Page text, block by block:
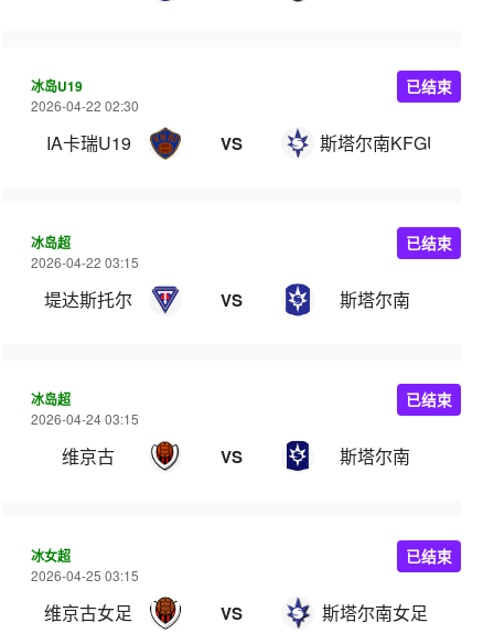
冰岛U19
2026-04-22 02:30
IA卡瑞U19 VS 斯塔尔南KFGU19
已结束
冰岛超
2026-04-22 03:15
堤达斯托尔 VS 斯塔尔南
已结束
冰岛超
2026-04-24 03:15
维京古 VS 斯塔尔南
已结束
冰女超
2026-04-25 03:15
维京古女足 VS 斯塔尔南女足
已结束